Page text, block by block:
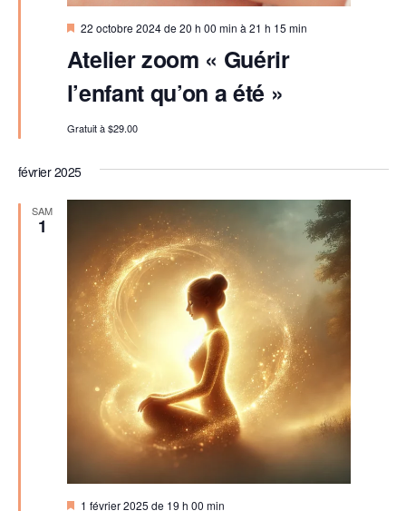
Atelier zoom « Guérir
l’enfant qu’on a été »
M
s
e
a
a
22 octobre 2024 de 20 h 00 min à 21 h 15 min
Gratuit à $29.00
février 2025
SAM
1
M1 février 2025 de 19 h 00 min